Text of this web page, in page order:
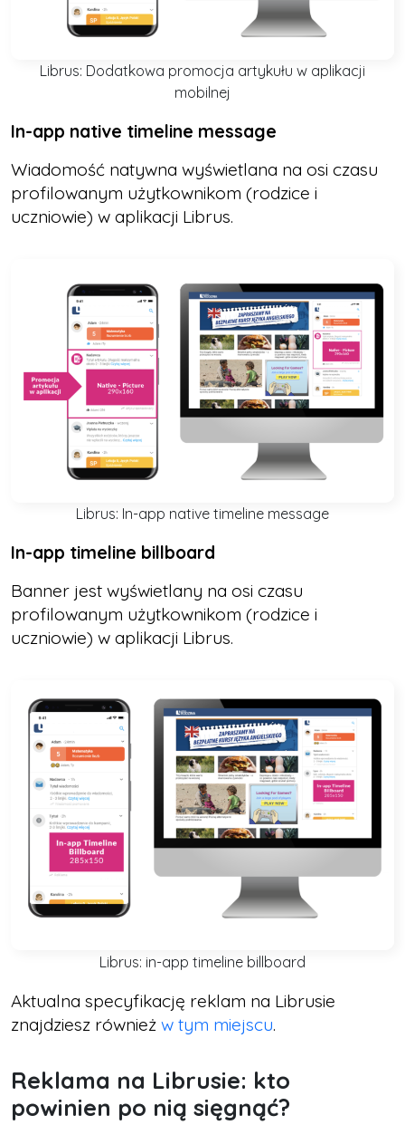
Librus: Dodatkowa promocja artykułu w aplikacji
mobilnej
In-app native timeline message
Wiadomość natywna wyświetlana na osi czasu
profilowanym użytkownikom (rodzice i
uczniowie) w aplikacji Librus.
Librus: In-app native timeline message
In-app timeline billboard
Banner jest wyświetlany na osi czasu
profilowanym użytkownikom (rodzice i
uczniowie) w aplikacji Librus.
Librus: in-app timeline billboard
Aktualna specyfikację reklam na Librusie
znajdziesz również w tym miejscu.
Reklama na Librusie: kto
powinien po nią sięgnąć?